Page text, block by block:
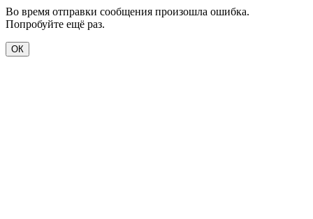
Во время отправки сообщения произошла ошибка.
Попробуйте ещё раз.
ОК